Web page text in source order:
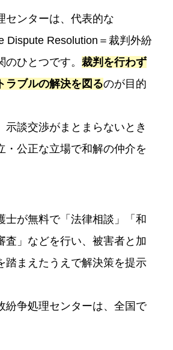
センターは、代表的な
Dispute Resolution＝裁判外紛
のひとつです。裁判を行わず
ラブルの解決を図るのが目的
示談交渉がまとまらないとき
・公正な立場で和解の仲介を
士が無料で「法律相談」「和
査」などを行い、被害者と加
踏まえたうえで解決策を提示
紛争処理センターは、全国で